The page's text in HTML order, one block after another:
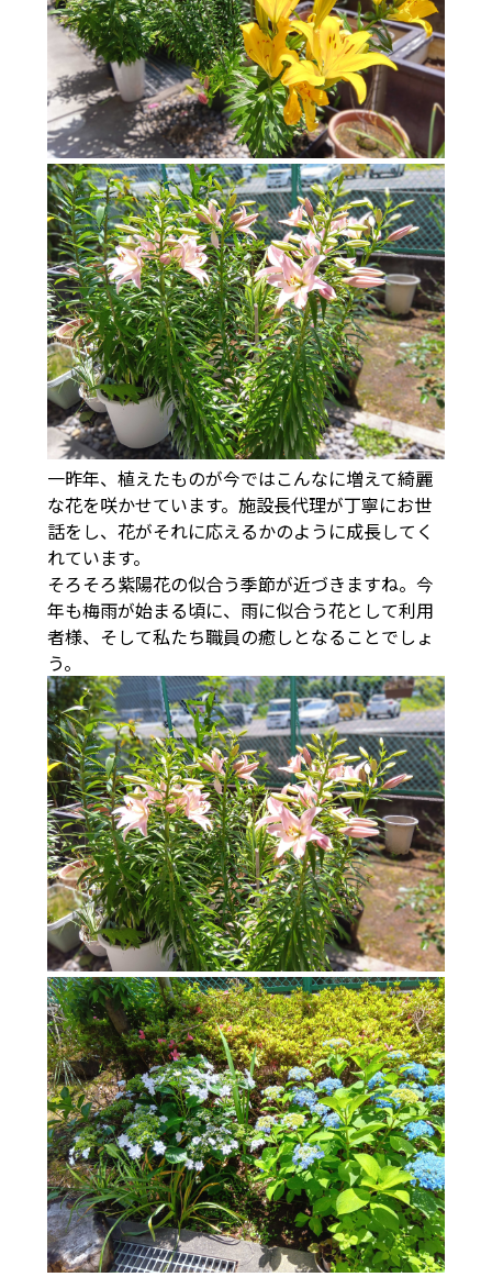
一昨年、植えたものが今ではこんなに増えて綺麗
な花を咲かせています。施設長代理が丁寧にお世
話をし、花がそれに応えるかのように成長してく
れています。
そろそろ紫陽花の似合う季節が近づきますね。今
年も梅雨が始まる頃に、雨に似合う花として利用
者様、そして私たち職員の癒しとなることでしょ
う。